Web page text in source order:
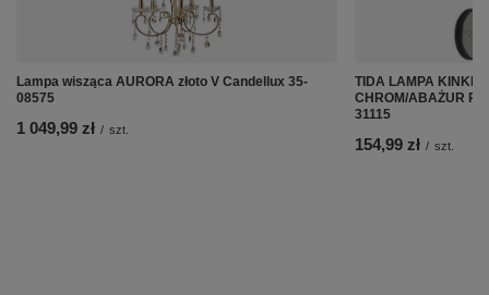
Lampa wisząca AURORA złoto V Candellux 35-
08575
1 049,99 zł / szt.
TIDA LAMPA
CHROM/ABAŻUR
31115
154,99 zł / szt.